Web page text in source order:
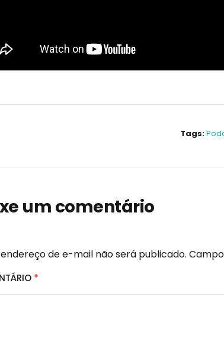
Tags:
um comentário
de e-mail não será publicado.
*